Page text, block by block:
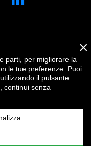
| REA di PC 153421 |
Impostazioni cookie
Privacy
×
parti, per migliorare la
le tue preferenze. Puoi
il pulsante
continui senza